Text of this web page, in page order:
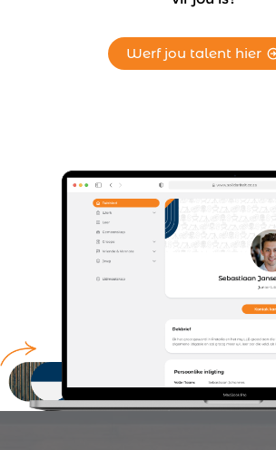
Werf jou talent hier